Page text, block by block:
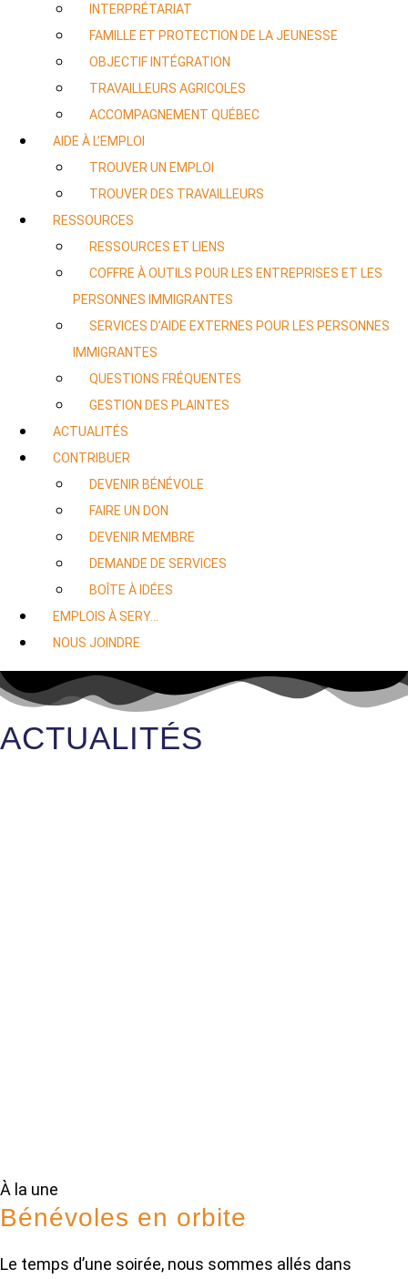
INTERPRÉTARIAT
FAMILLE ET PROTECTION DE LA JEUNESSE
OBJECTIF INTÉGRATION
TRAVAILLEURS AGRICOLES
ACCOMPAGNEMENT QUÉBEC
AIDE À L’EMPLOI
TROUVER UN EMPLOI
TROUVER DES TRAVAILLEURS
RESSOURCES
RESSOURCES ET LIENS
COFFRE À OUTILS POUR LES ENTREPRISES ET LES
PERSONNES IMMIGRANTES
SERVICES D’AIDE EXTERNES POUR LES PERSONNES
IMMIGRANTES
QUESTIONS FRÉQUENTES
GESTION DES PLAINTES
ACTUALITÉS
CONTRIBUER
DEVENIR BÉNÉVOLE
FAIRE UN DON
DEVENIR MEMBRE
DEMANDE DE SERVICES
BOÎTE À IDÉES
EMPLOIS À SERY…
NOUS JOINDRE
ACTUALITÉS
À la une
Bénévoles en orbite
Le temps d’une soirée, nous sommes allés dans